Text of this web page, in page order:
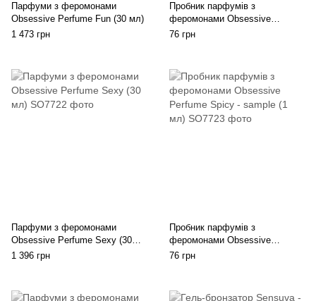
Парфуми з феромонами
Obsessive Perfume Fun (30 мл)
1 473 грн
Пробник парфумів з
феромонами Obsessive
Perfume Sexy - sample (1 мл)
76 грн
Парфуми з феромонами
Obsessive Perfume Sexy (30
мл)
1 396 грн
Пробник парфумів з
феромонами Obsessive
Perfume Spicy - sample (1 мл)
76 грн